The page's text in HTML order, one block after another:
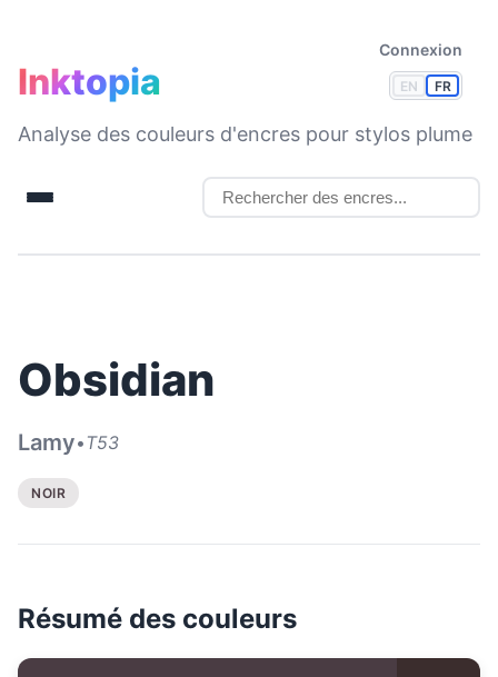
EN FR
Connexion
Inktopia
Analyse des couleurs d'encres pour stylos plume
Obsidian
Lamy• T53
NOIR
Résumé des couleurs